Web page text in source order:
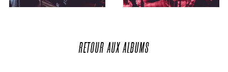
RETOUR AUXALBUMS